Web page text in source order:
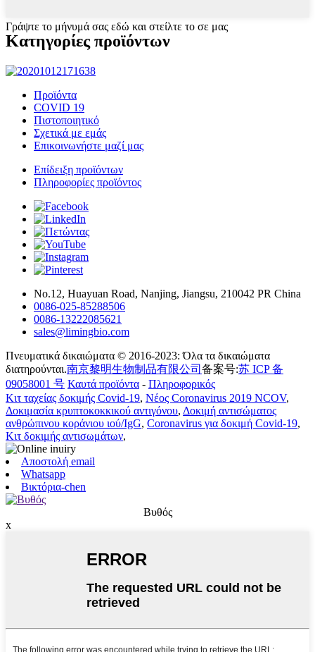
Γράψτε το μήνυμά σας εδώ και στείλτε το σε μας
Κατηγορίες προϊόντων
Προϊόντα
COVID 19
Πιστοποιητικό
Σχετικά με εμάς
Επικοινωνήστε μαζί μας
Επίδειξη προϊόντων
Πληροφορίες προϊόντος
Νο.12, Huayuan Road, Nanjing, Jiangsu, 210042 PR China
0086-025-85288506
0086-13222085621
sales@limingbio.com
Πνευματικά δικαιώματα © 2016-2023: Όλα τα δικαιώματα
διατηρούνται.南京黎明生物制品有限公司 备案号:苏 ICP 备
09058001 号 Καυτά προϊόντα - Πληροφορικός
Κιτ ταχείας δοκιμής Covid-19, Νέος Coronavirus 2019 NCOV,
Δοκιμασία κρυπτοκοκκικού αντιγόνου, Δοκιμή αντισώματος
ανθρώπινου κοράνιου ιού/IgG, Coronavirus για δοκιμή Covid-19,
Κιτ δοκιμής αντισωμάτων,
Αποστολή email
Whatsapp
Βικτόρια-chen
Βυθός
x